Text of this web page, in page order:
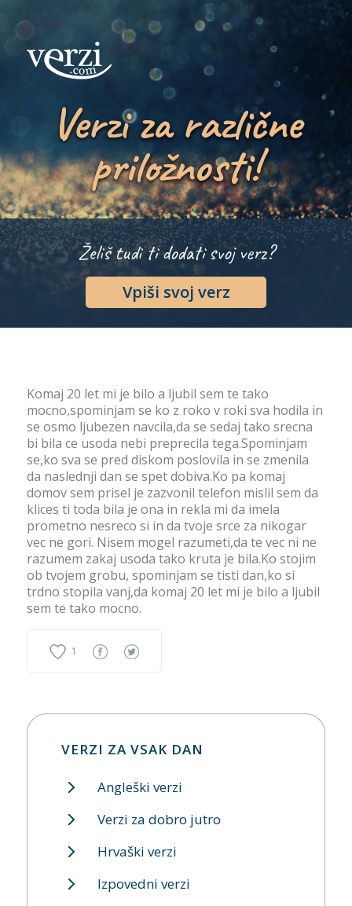
Verzi za različne
priložnosti!
Želiš tudi ti dodati svoj verz?
Vpiši svoj verz
Komaj 20 let mi je bilo a ljubil sem te tako
mocno,spominjam se ko z roko v roki sva hodila in
se osmo ljubezen navcila,da se sedaj tako srecna
bi bila ce usoda nebi preprecila tega.Spominjam
se,ko sva se pred diskom poslovila in se zmenila
da naslednji dan se spet dobiva.Ko pa komaj
domov sem prisel je zazvonil telefon mislil sem da
klices ti toda bila je ona in rekla mi da imela
prometno nesreco si in da tvoje srce za nikogar
vec ne gori. Nisem mogel razumeti,da te vec ni ne
razumem zakaj usoda tako kruta je bila.Ko stojim
ob tvojem grobu, spominjam se tisti dan,ko si
trdno stopila vanj,da komaj 20 let mi je bilo a ljubil
sem te tako mocno.
1
VERZI ZA VSAK DAN
Angleški verzi
Verzi za dobro jutro
Hrvaški verzi
Izpovedni verzi